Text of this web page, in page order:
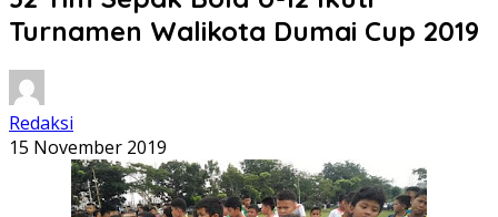
Turnamen Walikota Dumai Cup 2019
Redaksi
15 November 2019